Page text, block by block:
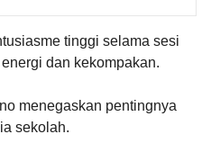
tinggi selama sesi
dan kekompakan.
menegaskan pentingnya
sekolah.